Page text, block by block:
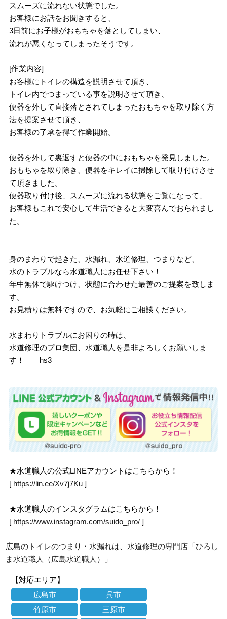
スムーズに流れない状態でした。
お客様にお話をお聞きすると、
3日前にお子様がおもちゃを落としてしまい、
流れが悪くなってしまったそうです。
[作業内容]
お客様にトイレの構造を説明させて頂き、
トイレ内でつまっている事を説明させて頂き、
便器を外して直接落とされてしまったおもちゃを取り除く方
法を提案させて頂き、
お客様の了承を得て作業開始。
便器を外して裏返すと便器の中におもちゃを発見しました。
おもちゃを取り除き、便器をキレイに掃除して取り付けさせ
て頂きました。
便器取り付け後、スムーズに流れる状態をご覧になって、
お客様もこれで安心して生活できると大変喜んでおられまし
た。
身のまわりで起きた、水漏れ、水道修理、つまりなど、
水のトラブルなら水道職人にお任せ下さい！
年中無休で駆けつけ、状態に合わせた最善のご提案を致しま
す。
お見積りは無料ですので、お気軽にご相談ください。
水まわりトラブルにお困りの時は、
水道修理のプロ集団、水道職人を是非よろしくお願いしま
す！ hs3
★水道職人の公式LINEアカウントはこちらから！
[ https://lin.ee/Xv7j7Ku ]
★水道職人のインスタグラムはこちらから！
[ https://www.instagram.com/suido_pro/ ]
広島のトイレのつまり・水漏れは、水道修理の専門店「ひろし
ま水道職人（広島水道職人）」
【対応エリア】
広島市
呉市
竹原市
三原市